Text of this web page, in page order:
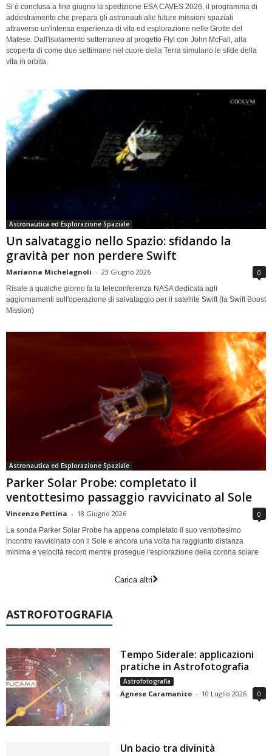
Si è conclusa a fine giugno la spedizione ESA CAVES 2026, il programma di
addestramento che prepara gli astronauti alle future missioni spaziali
attraverso un'intensa esperienza di vita ed esplorazione nelle Grotte del
Matese. Dall'isolamento sotterraneo al progetto Fly! con John McFall, alla
scoperta di come due settimane nel cuore della Terra simulano le sfide della
vita in orbita
Astronautica ed Esplorazione Spaziale
Un salvataggio nello Spazio: sfidando la
gravità per non perdere Swift
Marianna Michelagnoli - 23 Giugno 2026 0
Risale a qualche giorno fa la teleconferenza NASA dedicata agli
aggiornamenti sull'operazione di salvataggio per il satellite Swift (la Swift Boost
Mission)
Astronautica ed Esplorazione Spaziale
Parker Solar Probe: completato il
ventottesimo passaggio ravvicinato al Sole
Vincenzo Pettina - 18 Giugno 2026 0
La sonda Parker Solar Probe ha appena completato il suo ventottesimo
incontro ravvicinato con il Sole e ancora una volta ha raggiunto distanza
minima e velocità record mentre prosegue l'esplorazione della corona solare
Carica altri
ASTROFOTOGRAFIA
Tempo Siderale: applicazioni
pratiche in Astrofotografia
Astrofotografia
Agnese Caramanico - 10 Luglio 2026 0
Un bacio tra divinità